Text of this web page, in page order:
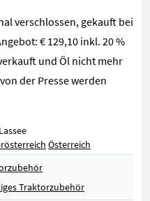
verschlossen, gekauft bei
€ 129,10 inkl. 20 %
und Öl nicht mehr
der Presse werden
Österreich
Traktorzubehör